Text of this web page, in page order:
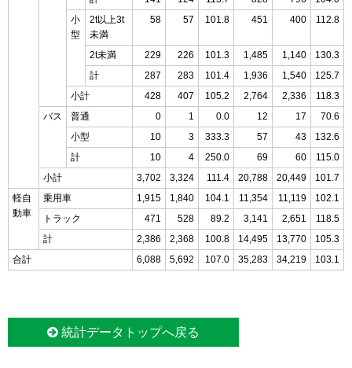
小
型
2t以上3t
未満
58 57 101.8 451 400 112.8
2t未満 229 226 101.3 1,485 1,140
130.3
計
287 283 101.4 1,936 1,540
125.7
小計
428 407 105.2 2,764 2,336
118.3
バス
普通 0 1 0.0 12 17
70.6
小型
10 3 333.3 57 43
132.6
計
10 4 250.0 69 60
115.0
小計
3,702 3,324 111.4 20,788 20,449
101.7
軽自
動車
乗用車 1,915 1,840 104.1 11,354 11,119
102.1
トラック
471 528 89.2 3,141 2,651
118.5
計
2,386 2,368 100.8 14,495 13,770
105.3
合計
6,088 5,692 107.0 35,283 34,219 103.1
統計データトップへ戻る